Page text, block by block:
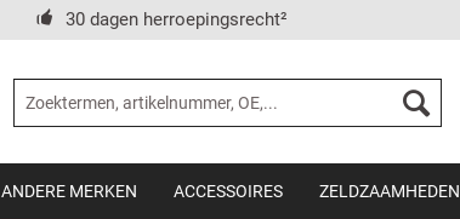
30 dagen herroepingsrecht²
ANDERE MERKEN ACCESSOIRES ZELDZAAMHEDEN